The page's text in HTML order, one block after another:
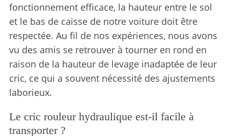
fonctionnement efficace, la hauteur entre le sol
et le bas de caisse de notre voiture doit être
respectée. Au fil de nos expériences, nous avons
vu des amis se retrouver à tourner en rond en
raison de la hauteur de levage inadaptée de leur
cric, ce qui a souvent nécessité des ajustements
laborieux.
Le cric rouleur hydraulique est-il facile à
transporter ?